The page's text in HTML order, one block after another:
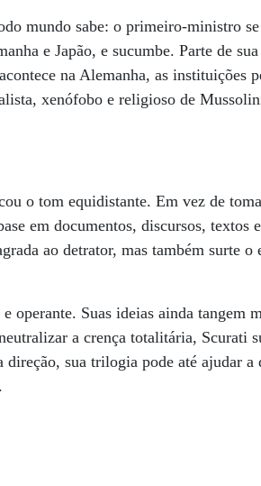
mundo sabe: o primeiro-ministro
e Japão, e sucumbe. Parte de
na Alemanha, as instituições
xenófobo e religioso de
o tom equidistante. Em vez de
em documentos, discursos, textos
ao detrator, mas também surte
operante. Suas ideias ainda tangem
a crença totalitária, Scurati
sua trilogia pode até ajudar a